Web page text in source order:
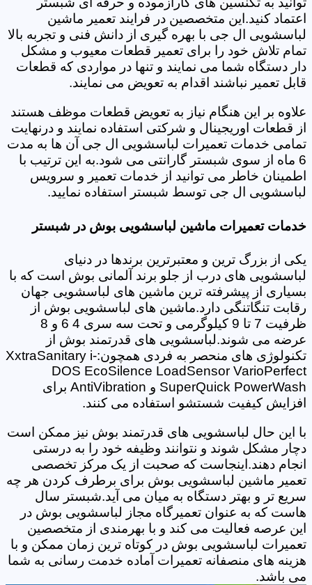
اعتماد کنید.این متخصصین در فرایند تعمیر ماشین
لباسشویی ال جی با بهره گیری از دانش فنی و تجربه بالا
تمام تلاش خود را برای تعمیر قطعات معیوب و مشکل
دار دستگاه شما می نمایند و تنها در مواردی که قطعات
قابل تعمیر نباشند اقدام به تعویض می نمایند.
علاوه بر این هنگام نیاز به تعویض قطعات موظف هستند
از قطعات اوریجینال و شرکتی استفاده نمایند و درنهایت
تمامی خدمات تعمیرات لباسشویی ال جی آن ها به مدت
6 ماه از سوی شبستر گارانتی می شود.به این ترتیب با
اطمینان خاطر می توانید از خدمات تعمیر و سرویس
لباسشویی ال جی توسط شبستر استفاده نمایید.
خدمات تعمیرات ماشین لباسشویی بوش در شبستر
یکی از بزرگ ترین و معتبرترین برندها در دنیای
لباسشویی های درب از جلو برند آلمانی بوش است که با
بسیاری از پیشرفته ترین ماشین های لباسشویی جهان
رقابت تنگاتنگی دارد.ماشین های لباسشویی بوش از
ظرفیت 7 تا 9 کیلوگرمی و تحت سه سری 4 6 و 8
عرضه می شوند.لباسشویی های قدرتمند بوش از
تکنولوژی های منحصر به فردی همچون:XxtraSanitary i-
DOS EcoSilence LoadSensor VarioPerfect
SuperQuick PowerWash و AntiVibration برای
افزایش کیفیت شستشو استفاده می کنند.
با این حال لباسشویی های قدرتمند بوش نیز ممکن است
دچار مشکل شوند و نتوانند وظیفه خود را به درستی
انجام دهند.اینجاست که صحبت از یک مرکز تخصصی
تعمیر ماشین لباسشویی بوش برای برطرف کردن هر چه
سریع تر و بهتر دستگاه به میان می آید.شبستر سال
هاست که به عنوان تعمیرگاه مجاز لباسشویی بوش در
این عرصه فعالیت می کند و با بهرمندی از متخصصین
تعمیرات لباسشویی بوش در کوتاه ترین زمان ممکن و با
هزینه های منصفانه تعمیرات آماده خدمت رسانی به شما
می باشد.